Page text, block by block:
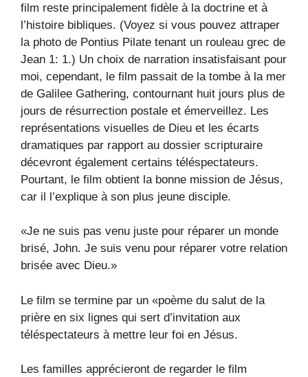
film reste principalement fidèle à la doctrine et à
l’histoire bibliques. (Voyez si vous pouvez attraper
la photo de Pontius Pilate tenant un rouleau grec de
Jean 1: 1.) Un choix de narration insatisfaisant pour
moi, cependant, le film passait de la tombe à la mer
de Galilee Gathering, contournant huit jours plus de
jours de résurrection postale et émerveillez. Les
représentations visuelles de Dieu et les écarts
dramatiques par rapport au dossier scripturaire
décevront également certains téléspectateurs.
Pourtant, le film obtient la bonne mission de Jésus,
car il l’explique à son plus jeune disciple.
«Je ne suis pas venu juste pour réparer un monde
brisé, John. Je suis venu pour réparer votre relation
brisée avec Dieu.»
Le film se termine par un «poème du salut de la
prière en six lignes qui sert d’invitation aux
téléspectateurs à mettre leur foi en Jésus.
Les familles apprécieront de regarder le film